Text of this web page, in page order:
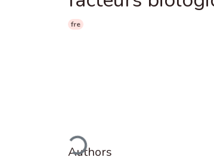
fre
Loading...
Authors